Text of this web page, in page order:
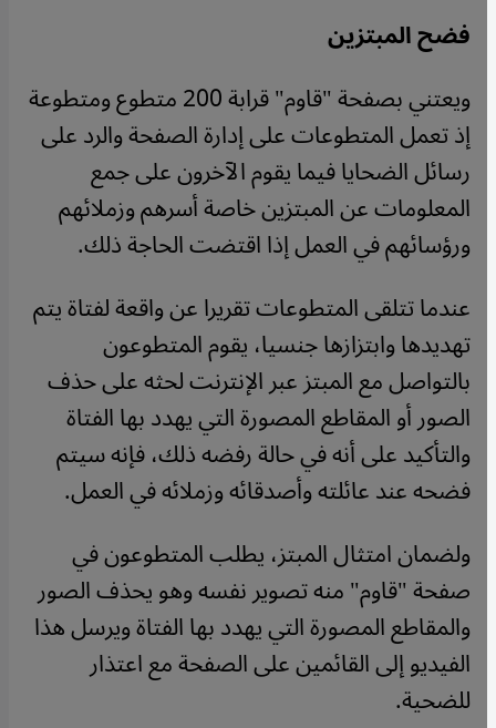
فضح المبتزين
ويعتني بصفحة "قاوم" قرابة 200 متطوع ومتطوعة
إذ تعمل المتطوعات على إدارة الصفحة والرد على
رسائل الضحايا فيما يقوم الآخرون على جمع
المعلومات عن المبتزين خاصة أسرهم وزملائهم
ورؤسائهم في العمل إذا اقتضت الحاجة ذلك.
عندما تتلقى المتطوعات تقريرا عن واقعة لفتاة يتم
تهديدها وابتزازها جنسيا، يقوم المتطوعون
بالتواصل مع المبتز عبر الإنترنت لحثه على حذف
الصور أو المقاطع المصورة التي يهدد بها الفتاة
والتأكيد على أنه في حالة رفضه ذلك، فإنه سيتم
فضحه عند عائلته وأصدقائه وزملائه في العمل.
ولضمان امتثال المبتز، يطلب المتطوعون في
صفحة "قاوم" منه تصوير نفسه وهو يحذف الصور
والمقاطع المصورة التي يهدد بها الفتاة ويرسل هذا
الفيديو إلى القائمين على الصفحة مع اعتذار
للضحية.